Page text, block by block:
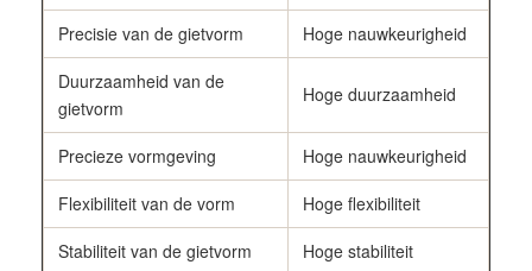
Precisie van de gietvorm
Hoge nauwkeurigheid
Duurzaamheid van de
gietvorm
Hoge duurzaamheid
Precieze vormgeving
Hoge nauwkeurigheid
Flexibiliteit van de vorm
Hoge flexibiliteit
Stabiliteit van de gietvorm
Hoge stabiliteit